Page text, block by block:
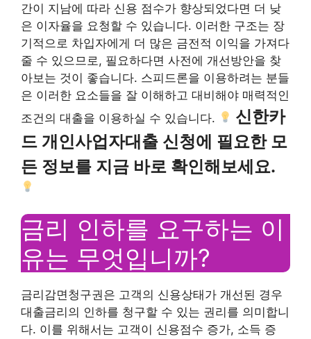
간이 지남에 따라 신용 점수가 향상되었다면 더 낮
은 이자율을 요청할 수 있습니다. 이러한 구조는 장
기적으로 차입자에게 더 많은 금전적 이익을 가져다
줄 수 있으므로, 필요하다면 사전에 개선방안을 찾
아보는 것이 좋습니다. 스피드론을 이용하려는 분들
은 이러한 요소들을 잘 이해하고 대비해야 매력적인
조건의 대출을 이용하실 수 있습니다.
신한카
드 개인사업자대출 신청에 필요한 모
든 정보를 지금 바로 확인해보세요.
금리 인하를 요구하는 이
유는 무엇입니까?
금리감면청구권은 고객의 신용상태가 개선된 경우
대출금리의 인하를 청구할 수 있는 권리를 의미합니
다. 이를 위해서는 고객이 신용점수 증가, 소득 증